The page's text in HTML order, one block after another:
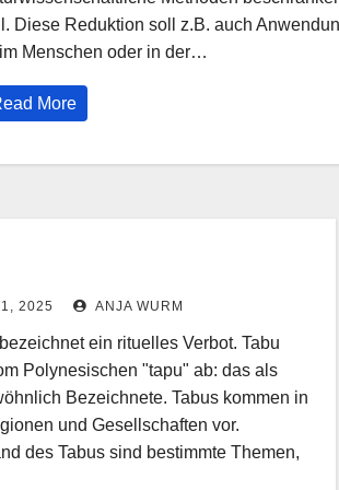
Diese Reduktion soll z.B. auch
Menschen oder in der…
More
2025 ANJA WURM
ein rituelles Verbot. Tabu
Polynesischen "tapu" ab: das als
Bezeichnete. Tabus kommen in
und Gesellschaften vor.
des Tabus sind bestimmte Themen,